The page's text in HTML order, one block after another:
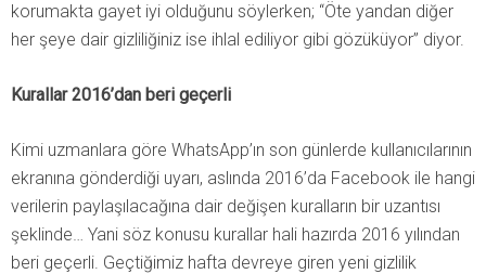
korumakta gayet iyi olduğunu söylerken; “Öte yandan diğer
her şeye dair gizliliğiniz ise ihlal ediliyor gibi gözüküyor” diyor.
Kurallar 2016’dan beri geçerli
Kimi uzmanlara göre WhatsApp’ın son günlerde kullanıcılarının
ekranına gönderdiği uyarı, aslında 2016’da Facebook ile hangi
verilerin paylaşılacağına dair değişen kuralların bir uzantısı
şeklinde… Yani söz konusu kurallar hali hazırda 2016 yılından
beri geçerli. Geçtiğimiz hafta devreye giren yeni gizlilik